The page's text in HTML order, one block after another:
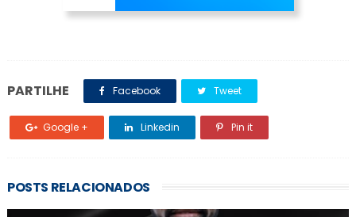
PARTILHE Facebook Tweet
Google + Linkedin Pin it
POSTS RELACIONADOS